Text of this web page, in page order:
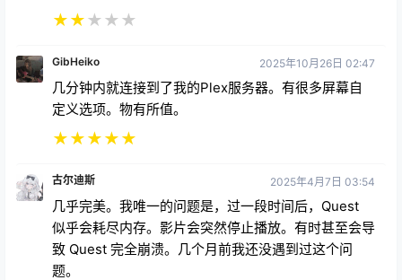
★★★ ★ ★
GibHeiko 2025年10月26日 02:47
几分钟内就连接到了我的Plex服务器。有很多屏幕自
定义选项。物有所值。
★★★★★
古尔迪斯 2025年4月7日 03:54
几乎完美。我唯一的问题是，过一段时间后，Quest
似乎会耗尽内存。影片会突然停止播放。有时甚至会导
致 Quest 完全崩溃。几个月前我还没遇到过这个问
题。